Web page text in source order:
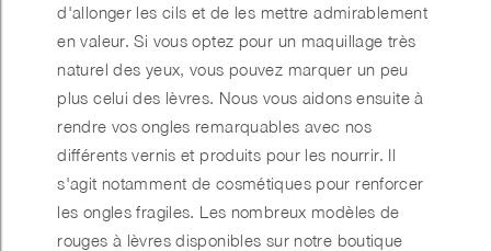
d'allonger les cils et de les mettre admirablement
en valeur. Si vous optez pour un maquillage très
naturel des yeux, vous pouvez marquer un peu
plus celui des lèvres. Nous vous aidons ensuite à
rendre vos ongles remarquables avec nos
différents vernis et produits pour les nourrir. Il
s'agit notamment de cosmétiques pour renforcer
les ongles fragiles. Les nombreux modèles de
rouges à lèvres disponibles sur notre boutique